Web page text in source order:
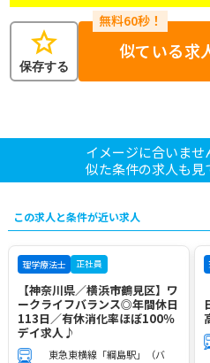
star
保存する
似ている求
イメージに合いませ
似た条件の求人も見
この求人と条件が近い求人
理学療法士 正社員
【神奈川県／横浜市鶴見区】ワ
ークライフバランス◎年間休日
113日／有休消化率ほぼ100％
デイ求人♪
東急東横線「綱島駅」（バ